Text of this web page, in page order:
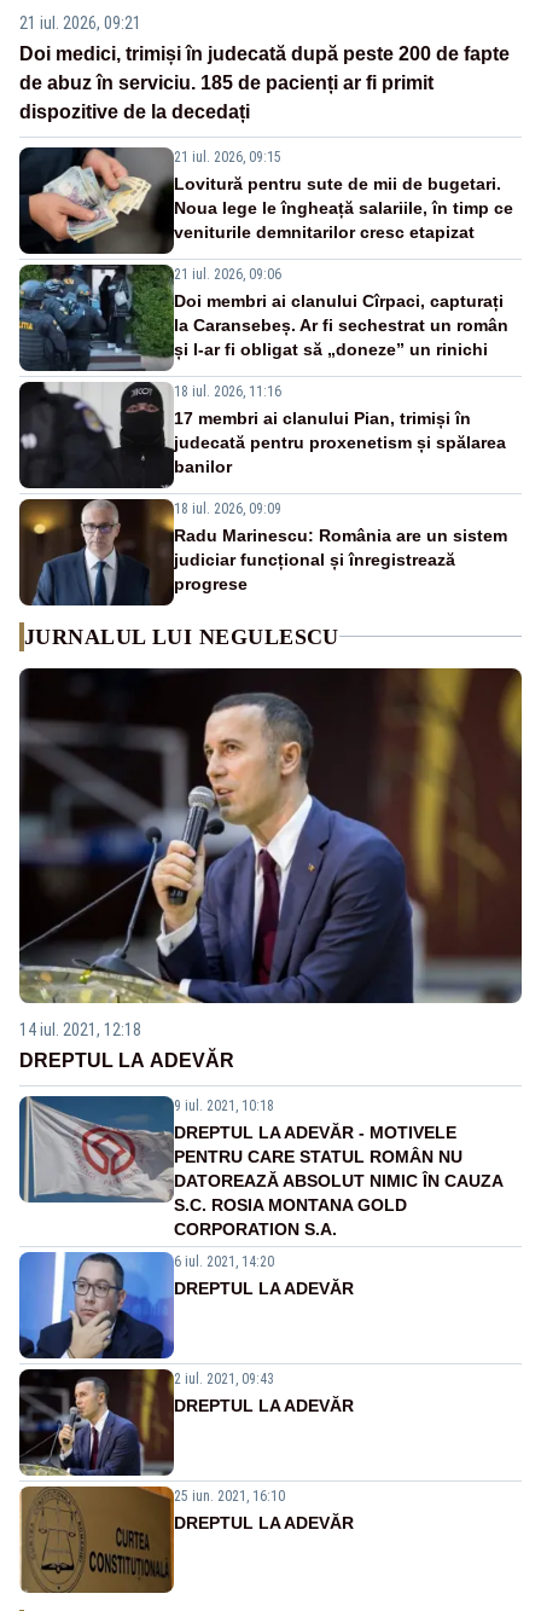
21 iul. 2026, 09:21
Doi medici, trimiși în judecată după peste 200 de fapte
de abuz în serviciu. 185 de pacienți ar fi primit
dispozitive de la decedați
21 iul. 2026, 09:15
Lovitură pentru sute de mii de bugetari.
Noua lege le îngheață salariile, în timp ce
veniturile demnitarilor cresc etapizat
21 iul. 2026, 09:06
Doi membri ai clanului Cîrpaci, capturați
la Caransebeș. Ar fi sechestrat un român
și l-ar fi obligat să „doneze” un rinichi
18 iul. 2026, 11:16
17 membri ai clanului Pian, trimiși în
judecată pentru proxenetism și spălarea
banilor
18 iul. 2026, 09:09
Radu Marinescu: România are un sistem
judiciar funcțional și înregistrează
progrese
JURNALUL LUI NEGULESCU
14 iul. 2021, 12:18
DREPTUL LA ADEVĂR
9 iul. 2021, 10:18
DREPTUL LA ADEVĂR - MOTIVELE
PENTRU CARE STATUL ROMÂN NU
DATOREAZĂ ABSOLUT NIMIC ÎN CAUZA
S.C. ROSIA MONTANA GOLD
CORPORATION S.A.
6 iul. 2021, 14:20
DREPTUL LA ADEVĂR
2 iul. 2021, 09:43
DREPTUL LA ADEVĂR
25 iun. 2021, 16:10
DREPTUL LA ADEVĂR